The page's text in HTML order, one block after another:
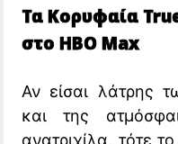
Τα Κορυφαία
στο HBO Max
Αν είσαι λάτρης
και της
ανατριχίλα, τότε